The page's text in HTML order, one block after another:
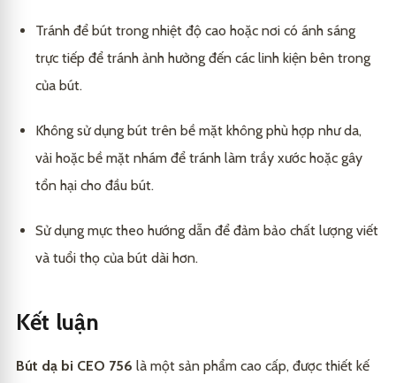
Tránh để bút trong nhiệt độ cao hoặc nơi có ánh sáng
trực tiếp để tránh ảnh hưởng đến các linh kiện bên trong
của bút.
Không sử dụng bút trên bề mặt không phù hợp như da,
vải hoặc bề mặt nhám để tránh làm trầy xước hoặc gây
tổn hại cho đầu bút.
Sử dụng mực theo hướng dẫn để đảm bảo chất lượng viết
và tuổi thọ của bút dài hơn.
Kết luận
Bút dạ bi CEO 756 là một sản phẩm cao cấp, được thiết kế